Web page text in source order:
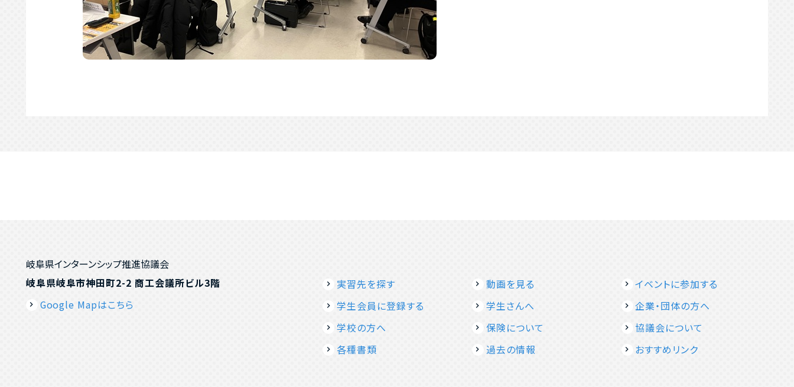
岐阜県インターンシップ推進協議会
岐阜県岐阜市神田町2-2 商工会議所ビル3階
Google Mapはこちら
実習先を探す 動画を見る
イベントに参加する
学生会員に登録する
学生さんへ
企業・団体の方へ
学校の方へ
保険について
協議会について
各種書類
過去の情報 おすすめリンク